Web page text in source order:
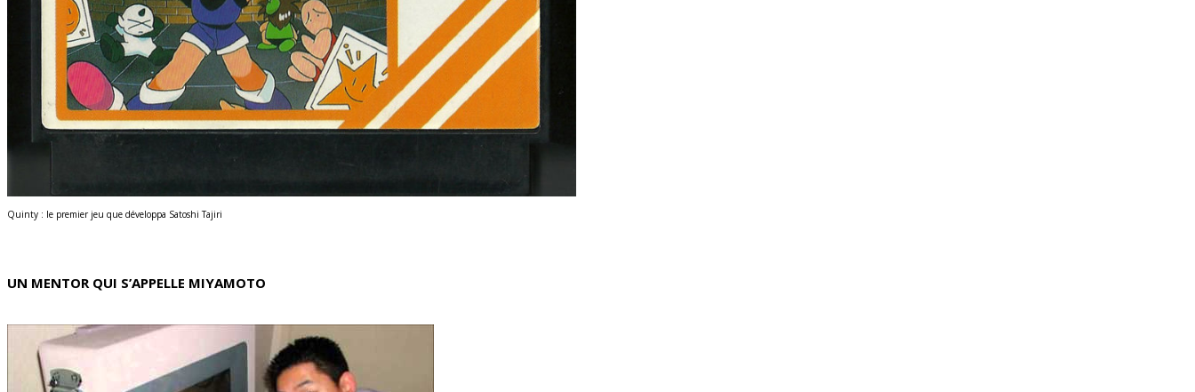
Quinty : le premier jeu que développa Satoshi Tajiri
UN MENTOR QUI S’APPELLE MIYAMOTO